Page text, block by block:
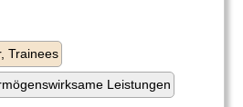
Trainees
Leistungen